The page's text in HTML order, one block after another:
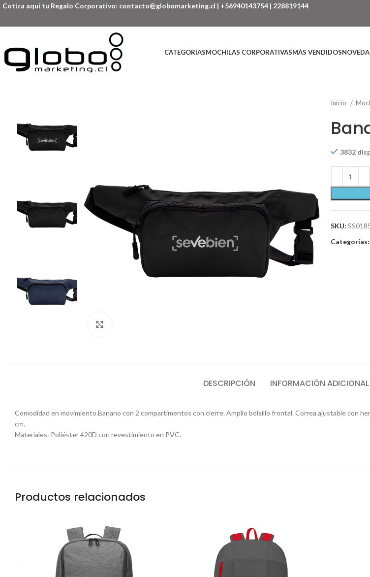
Cotiza aquí tu Regalo Corporativo: contacto@globomarketing.cl | +56940143754 | 228819144
CATEGORÍASMOCHILAS CORPORATIVASMÁS VENDIDOS
Inicio
3832
SKU:
Categorías:
DESCRIPCIÓN INFORMACIÓN ADICIONAL
Comodidad en movimiento.Banano con 2 compartimentos con cierre. Amplio bolsillo frontal. Correa ajustable con
cm.
Materiales: Poliéster 420D con revestimiento en PVC.
Productos relacionados